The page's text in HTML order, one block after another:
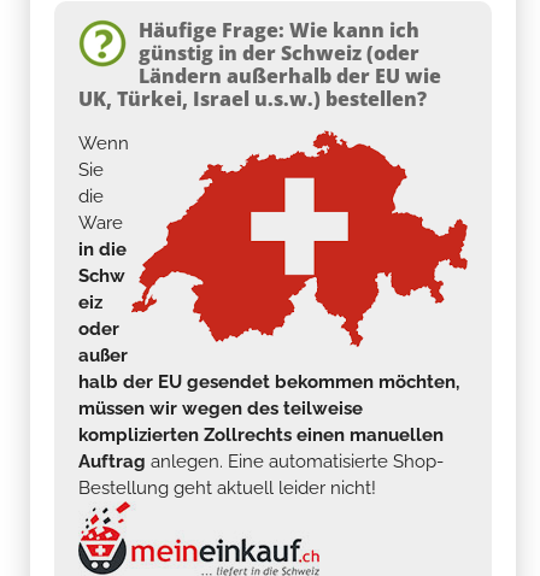
Häufige Frage: Wie kann ich
günstig in der Schweiz (oder
Ländern außerhalb der EU wie
UK, Türkei, Israel u.s.w.) bestellen?
Wenn
Sie
die
Ware
in die
Schw
eiz
oder
außer
halb der EU gesendet bekommen möchten,
müssen wir wegen des teilweise
komplizierten Zollrechts einen manuellen
Auftrag anlegen. Eine automatisierte Shop-
Bestellung geht aktuell leider nicht!